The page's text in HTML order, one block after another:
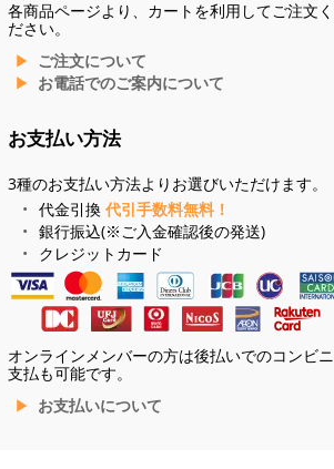
各商品ページより、カートを利用してご注文く
ださい。
ご注文について
お電話でのご案内について
お支払い方法
3種のお支払い方法よりお選びいただけます。
代金引換 代引手数料無料！
銀行振込(※ご入金確認後の発送)
クレジットカード
オンラインメンバーの方は後払いでのコンビニ
支払も可能です。
お支払いについて